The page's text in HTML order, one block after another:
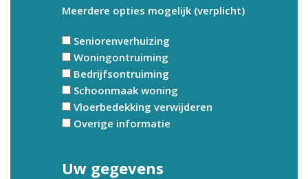
Meerdere opties mogelijk (verplicht)
Seniorenverhuizing
Woningontruiming
Bedrijfsontruiming
Schoonmaak woning
Vloerbedekking verwijderen
Overige informatie
Uw gegevens